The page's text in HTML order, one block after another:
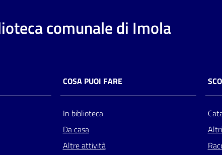
comunale di Imola
COSA PUOI FARE
In biblioteca
Da casa
Altre attività